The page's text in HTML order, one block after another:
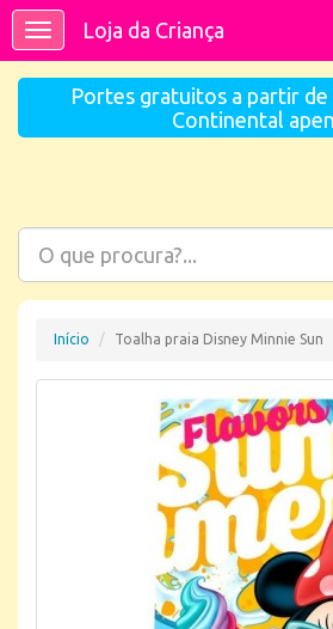
ToggleLoja da Criança
Portes gratuitos a partir
Continental
Início Toalha praia Disney Minnie Sun